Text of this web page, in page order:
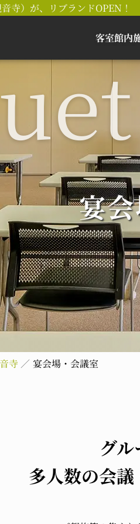
寺）が、リブランドOPEN！
客室館内
宴
寺 宴会場・会議室
グル
多人数の会